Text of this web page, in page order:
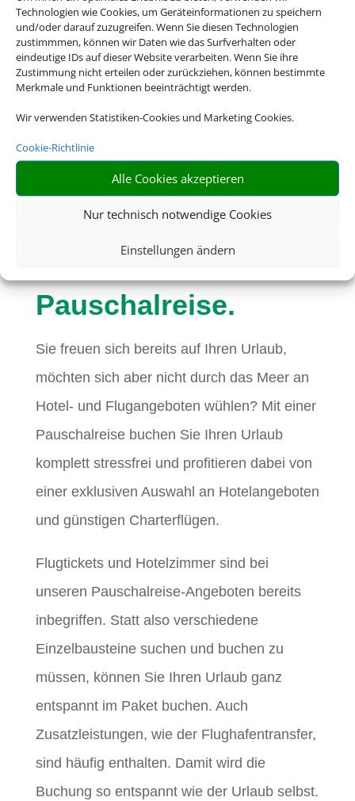
Technologien wie Cookies, um Geräteinformationen zu speichern
und/oder darauf zuzugreifen. Wenn Sie diesen Technologien
zustimmmen, können wir Daten wie das Surfverhalten oder
eindeutige IDs auf dieser Website verarbeiten. Wenn Sie ihre
Zustimmung nicht erteilen oder zurückziehen, können bestimmte
Merkmale und Funktionen beeinträchtigt werden.
Wir verwenden Statistiken-Cookies und Marketing Cookies.
Cookie-Richtlinie
Alle Cookies akzeptieren
Nur technisch notwendige Cookies
Einstellungen ändern
Eine Buchung –
alles drin. Buchen
Sie jetzt eine
Pauschalreise.
Sie freuen sich bereits auf Ihren Urlaub,
möchten sich aber nicht durch das Meer an
Hotel- und Flugangeboten wühlen? Mit einer
Pauschalreise buchen Sie Ihren Urlaub
komplett stressfrei und profitieren dabei von
einer exklusiven Auswahl an Hotelangeboten
und günstigen Charterflügen.
Flugtickets und Hotelzimmer sind bei
unseren Pauschalreise-Angeboten bereits
inbegriffen. Statt also verschiedene
Einzelbausteine suchen und buchen zu
müssen, können Sie Ihren Urlaub ganz
entspannt im Paket buchen. Auch
Zusatzleistungen, wie der Flughafentransfer,
sind häufig enthalten. Damit wird die
Buchung so entspannt wie der Urlaub selbst.